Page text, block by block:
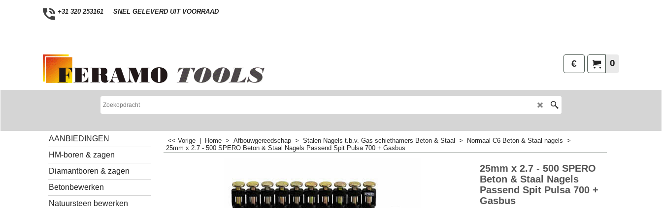
+31 320 253161 SNEL GELEVERD UIT VOORRAAD
0
€
AANBIEDINGEN
HM-boren & zagen
Diamantboren & zagen
Betonbewerken
Natuursteen bewerken
<< Vorige Home > Afbouwgereedschap > Stalen Nagels t.b.v. Gas schiethamers Beton & Staal > Normaal C6 Beton & Staal nagels >
25mm x 2.7 - 500 SPERO Beton & Staal Nagels Passend Spit Pulsa 700 + Gasbus
25mm x 2.7 - 500 SPERO
Beton & Staal Nagels
Passend Spit Pulsa 700 +
Gasbus